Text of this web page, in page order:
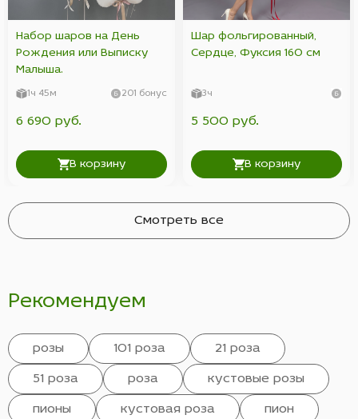
Набор шаров на День
Рождения или Выписку
Малыша.
1ч 45м 201 бонус
6 690 руб.
В корзину
Шар фольгированный,
Сердце, Фуксия 160 см
3ч
5 500 руб.
В корзину
Смотреть все
Рекомендуем
розы 101 роза 21 роза
51 роза роза кустовые розы
пионы кустовая роза пион